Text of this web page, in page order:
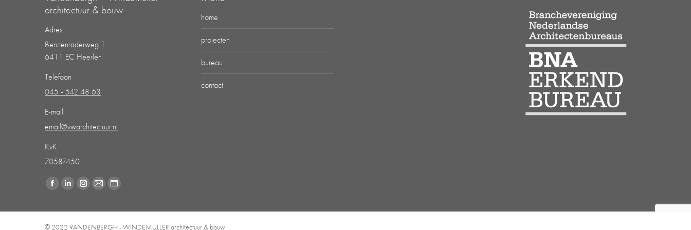
architectuur & bouw
Adres
Benzenraderweg 1
6411 EC Heerlen
Telefoon
045 - 542 48 63
E-mail
email@vwarchitectuur.nl
KvK
70587450
Vind ons op:
Facebook
LinkedinInstagram
MailWebsite
home
projecten
bureau
contact
© 2022 VANDENBERGH - WINDEMULLER architectuur & bouw